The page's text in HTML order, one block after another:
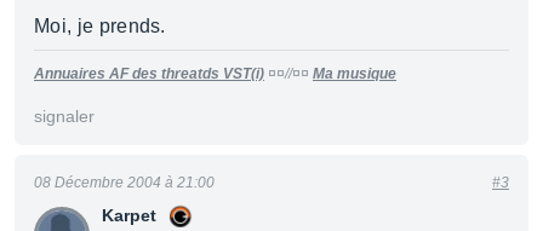
Moi, je prends.
Annuaires AF des threatds VST(i) ¤¤//¤¤ Ma musique
signaler
Karpet
08 Décembre 2004 à 21:00 #3